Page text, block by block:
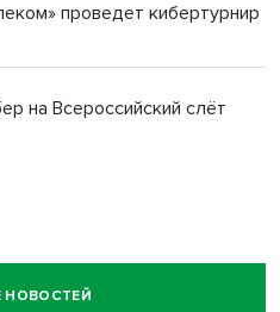
проведет кибертурнир
на Всероссийский слёт
НОВОСТЕЙ